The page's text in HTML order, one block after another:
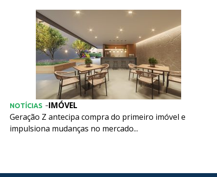
IMÓVEL
NOTÍCIAS -
Geração Z antecipa compra do primeiro imóvel e
impulsiona mudanças no mercado...